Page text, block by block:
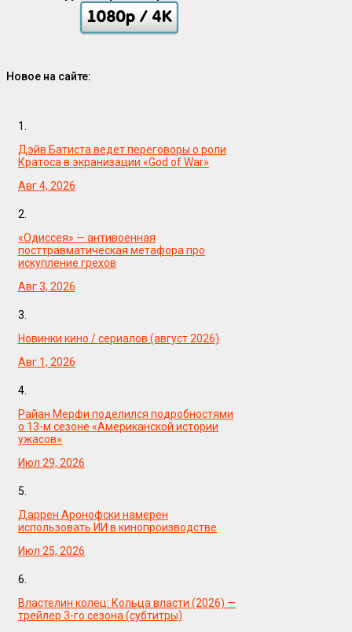
Новое на сайте:
1.
Дэйв Батиста ведет переговоры о роли
Кратоса в экранизации «God of War»
Авг 4, 2026
2.
«Одиссея» — антивоенная
посттравматическая метафора про
искупление грехов
Авг 3, 2026
3.
Новинки кино / сериалов (август 2026)
Авг 1, 2026
4.
Райан Мерфи поделился подробностями
о 13-м сезоне «Американской истории
ужасов»
Июл 29, 2026
5.
Даррен Аронофски намерен
использовать ИИ в кинопроизводстве
Июл 25, 2026
6.
Властелин колец: Кольца власти (2026) —
трейлер 3-го сезона (субтитры)